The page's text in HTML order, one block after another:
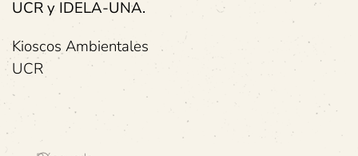
UCR y IDELA-UNA.
Kioscos Ambientales
UCR